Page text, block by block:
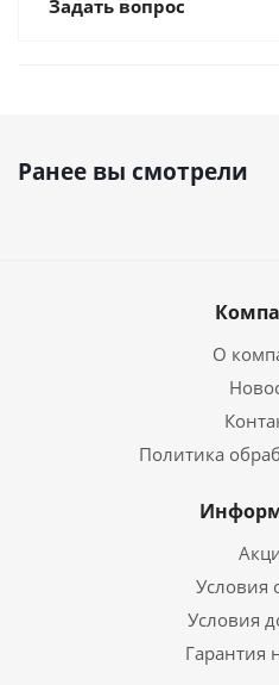
Задать вопрос
Ранее вы смотрели
О
Политика
Условия
Условия
Гарантия